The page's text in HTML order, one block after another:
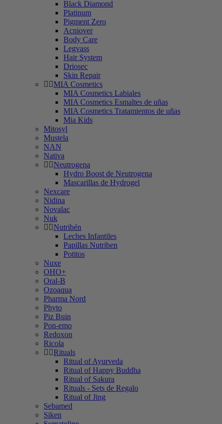
Black Diamond
Platinum
Pigment Zero
Acniover
Body Care
Legvass
Hair System
Driosec
Skin Repair
MIA Cosmetics
MIA Cosmetics Labiales
MIA Cosmetics Esmaltes de uñas
MIA Cosmetics Tratamientos de uñas
Mia Kids
Mitosyl
Mustela
NAN
Nativa
Neutrogena
Hydro Boost de Neutrogena
Mascarillas de Hydrogel
Nexcare
Nidina
Novalac
Nuk
Nutribén
Leches Infantiles
Papillas Nutriben
Potitos
Nuxe
OHO+
Oral-B
Ozoaqua
Pharma Nord
Phyto
Piz Buin
Pon-emo
Redoxon
Ricola
Rituals
Ritual of Ayurveda
Ritual of Happy Buddha
Ritual of Sakura
Rituals - Sets de Regalo
Ritual of Jing
Sebamed
Siken